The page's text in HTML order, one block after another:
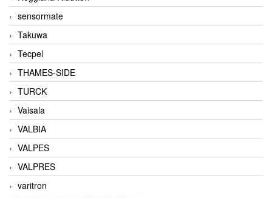
sensormate
Takuwa
Tecpel
THAMES-SIDE
TURCK
Vaisala
VALBIA
VALPES
VALPRES
varitron